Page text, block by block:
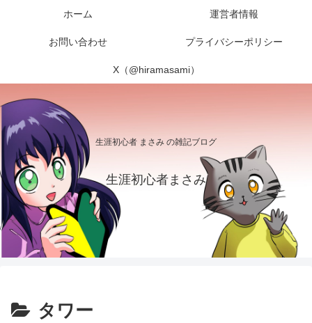
生涯初心者 まさみ の雑記ブログ
生涯初心者まさみ
ホーム 運営者情報
お問い合わせ プライバシーポリシー
X（@hiramasami）
タワー